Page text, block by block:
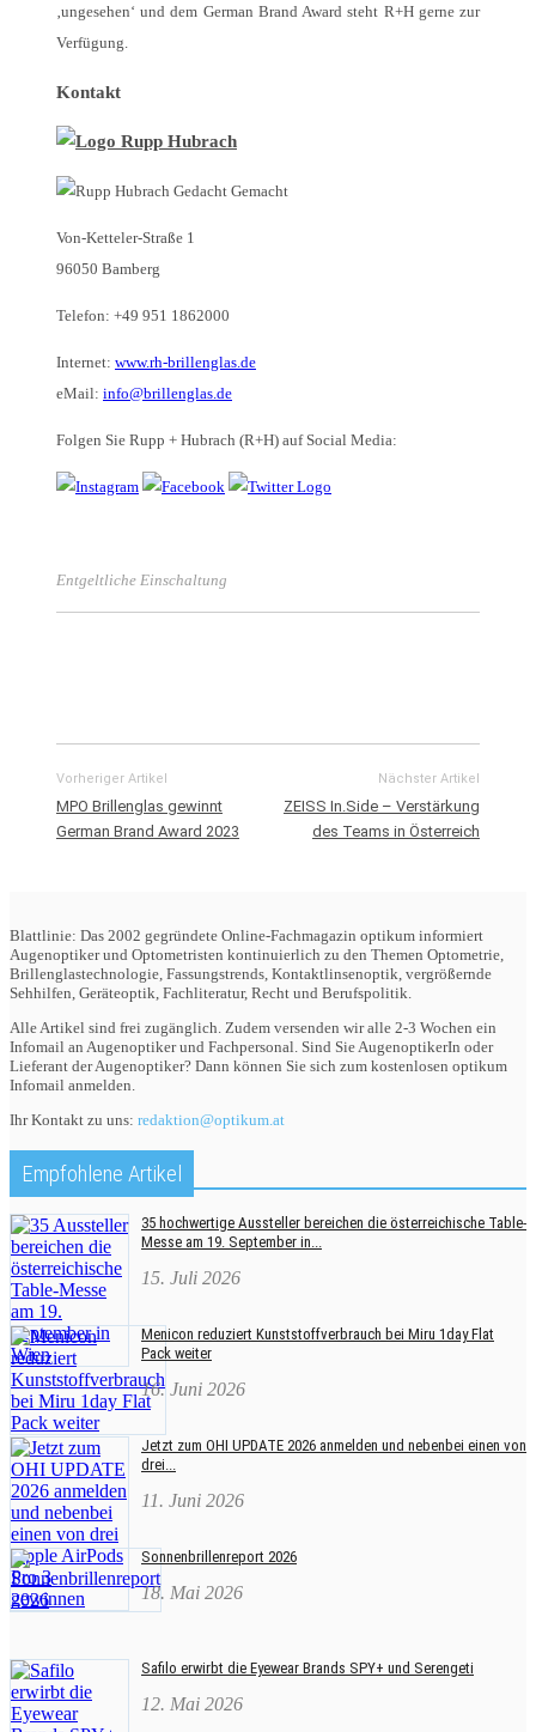
‚ungesehen‘ und dem German Brand Award steht R+H gerne zur
Verfügung.
Kontakt
Von-Ketteler-Straße 1
96050 Bamberg
Telefon: +49 951 1862000
Internet: www.rh-brillenglas.de
eMail: info@brillenglas.de
Folgen Sie Rupp + Hubrach (R+H) auf Social Media:
Entgeltliche Einschaltung
Vorheriger Artikel
MPO Brillenglas gewinnt
German Brand Award 2023
Nächster Artikel
ZEISS In.Side – Verstärkung
des Teams in Österreich
Blattlinie: Das 2002 gegründete Online-Fachmagazin optikum informiert
Augenoptiker und Optometristen kontinuierlich zu den Themen Optometrie,
Brillenglastechnologie, Fassungstrends, Kontaktlinsenoptik, vergrößernde
Sehhilfen, Geräteoptik, Fachliteratur, Recht und Berufspolitik.
Alle Artikel sind frei zugänglich. Zudem versenden wir alle 2-3 Wochen ein
Infomail an Augenoptiker und Fachpersonal. Sind Sie AugenoptikerIn oder
Lieferant der Augenoptiker? Dann können Sie sich zum kostenlosen optikum
Infomail anmelden.
Ihr Kontakt zu uns: redaktion@optikum.at
Empfohlene Artikel
35 hochwertige Aussteller bereichen die österreichische Table-
Messe am 19. September in...
15. Juli 2026
Menicon reduziert Kunststoffverbrauch bei Miru 1day Flat
Pack weiter
16. Juni 2026
Jetzt zum OHI UPDATE 2026 anmelden und nebenbei einen von
drei...
11. Juni 2026
Sonnenbrillenreport 2026
18. Mai 2026
Safilo erwirbt die Eyewear Brands SPY+ und Serengeti
12. Mai 2026